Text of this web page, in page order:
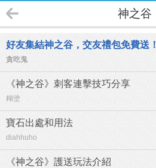
神之谷
好友集結神之谷，交友禮包免費送！
貪吃鬼
《神之谷》刺客連擊技巧分享
糊塗
寶石出處和用法
diahhuho
《神之谷》護送玩法介紹